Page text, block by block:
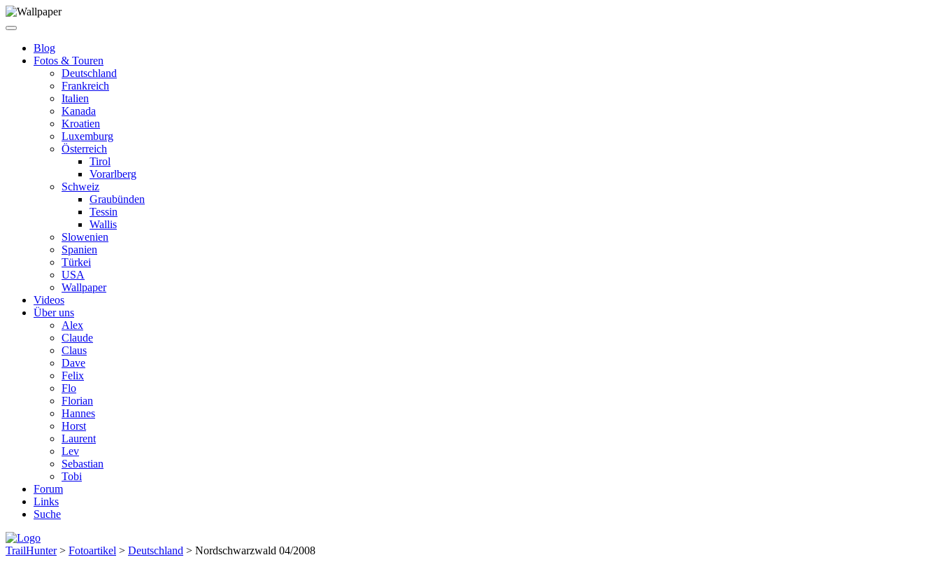
Blog
Fotos & Touren
Deutschland
Frankreich
Italien
Kanada
Kroatien
Luxemburg
Österreich
Tirol
Vorarlberg
Schweiz
Graubünden
Tessin
Wallis
Slowenien
Spanien
Türkei
USA
Wallpaper
Videos
Über uns
Alex
Claude
Claus
Dave
Felix
Flo
Florian
Hannes
Horst
Laurent
Lev
Sebastian
Tobi
Forum
Links
Suche
TrailHunter> Fotoartikel > Deutschland > Nordschwarzwald 04/2008